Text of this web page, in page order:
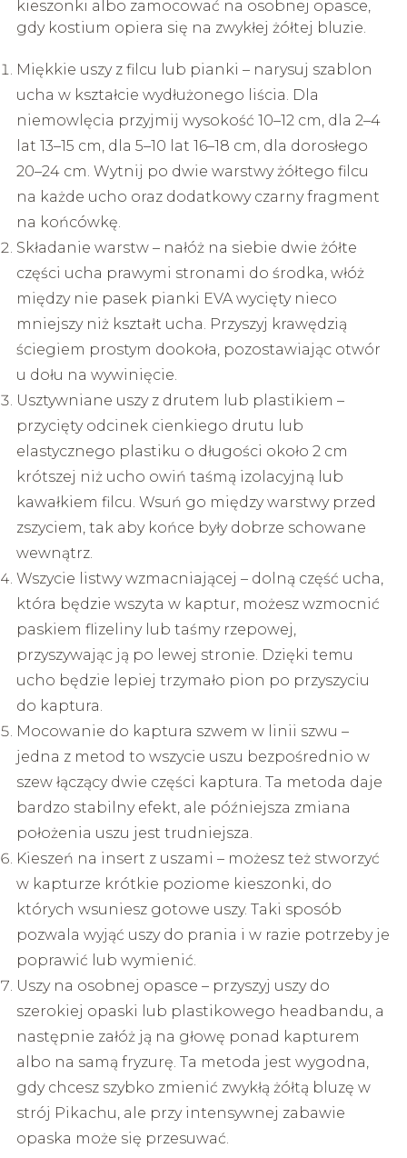
kieszonki albo zamocować na osobnej opasce,
gdy kostium opiera się na zwykłej żółtej bluzie.
Miękkie uszy z filcu lub pianki – narysuj szablon
ucha w kształcie wydłużonego liścia. Dla
niemowlęcia przyjmij wysokość 10–12 cm, dla 2–4
lat 13–15 cm, dla 5–10 lat 16–18 cm, dla dorosłego
20–24 cm. Wytnij po dwie warstwy żółtego filcu
na każde ucho oraz dodatkowy czarny fragment
na końcówkę.
Składanie warstw – nałóż na siebie dwie żółte
części ucha prawymi stronami do środka, włóż
między nie pasek pianki EVA wycięty nieco
mniejszy niż kształt ucha. Przyszyj krawędzią
ściegiem prostym dookoła, pozostawiając otwór
u dołu na wywinięcie.
Usztywniane uszy z drutem lub plastikiem –
przycięty odcinek cienkiego drutu lub
elastycznego plastiku o długości około 2 cm
krótszej niż ucho owiń taśmą izolacyjną lub
kawałkiem filcu. Wsuń go między warstwy przed
zszyciem, tak aby końce były dobrze schowane
wewnątrz.
Wszycie listwy wzmacniającej – dolną część ucha,
która będzie wszyta w kaptur, możesz wzmocnić
paskiem flizeliny lub taśmy rzepowej,
przyszywając ją po lewej stronie. Dzięki temu
ucho będzie lepiej trzymało pion po przyszyciu
do kaptura.
Mocowanie do kaptura szwem w linii szwu –
jedna z metod to wszycie uszu bezpośrednio w
szew łączący dwie części kaptura. Ta metoda daje
bardzo stabilny efekt, ale późniejsza zmiana
położenia uszu jest trudniejsza.
Kieszeń na insert z uszami – możesz też stworzyć
w kapturze krótkie poziome kieszonki, do
których wsuniesz gotowe uszy. Taki sposób
pozwala wyjąć uszy do prania i w razie potrzeby je
poprawić lub wymienić.
Uszy na osobnej opasce – przyszyj uszy do
szerokiej opaski lub plastikowego headbandu, a
następnie załóż ją na głowę ponad kapturem
albo na samą fryzurę. Ta metoda jest wygodna,
gdy chcesz szybko zmienić zwykłą żółtą bluzę w
strój Pikachu, ale przy intensywnej zabawie
opaska może się przesuwać.